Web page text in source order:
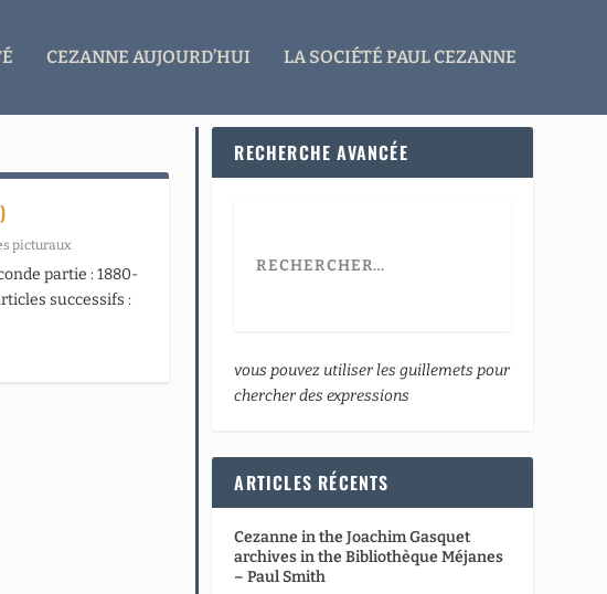
CEZANNE AUJOURD’HUI LA SOCIÉTÉ PAUL CEZANNE
picturaux
partie : 1880-
successifs :
RECHERCHE AVANCÉE
vous pouvez utiliser les guillemets pour
chercher des expressions
ARTICLES RÉCENTS
Cezanne in the Joachim Gasquet
archives in the Bibliothèque Méjanes
– Paul Smith